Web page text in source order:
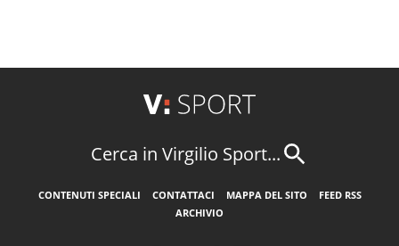
Cerca in Virgilio Sport...
CONTENUTI SPECIALI CONTATTACI MAPPA DEL SITO
FEED RSS
ARCHIVIO